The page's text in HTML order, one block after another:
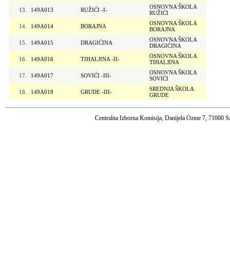
13. 149A013 RUŽIĆI -I-
OSNOVNA ŠKOLA
RUŽIĆI
14. 149A014 BORAJNA
OSNOVNA ŠKOLA
BORAJNA
15. 149A015 DRAGIĆINA
OSNOVNA ŠKOLA
DRAGIĆINA
16. 149A016 TIHALJINA -II-
OSNOVNA ŠKOLA
TIHALJINA
17. 149A017 SOVIĆI -III-
OSNOVNA ŠKOLA
SOVIĆI
18. 149A018 GRUDE -III-
SREDNJA ŠKOLA
GRUDE
Centralna Izborna Komisija, Danijela Ozme 7, 71000